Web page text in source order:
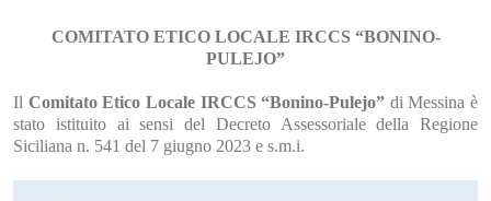
COMITATO ETICO LOCALE IRCCS “BONINO-
PULEJO”
Il Comitato Etico Locale IRCCS “Bonino-Pulejo” di Messina è
stato istituito ai sensi del Decreto Assessoriale della Regione
Siciliana n. 541 del 7 giugno 2023 e s.m.i.